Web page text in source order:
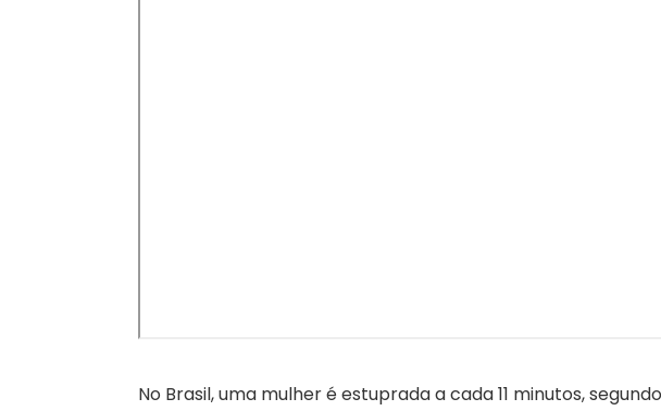
No Brasil, uma mulher é estuprada a cada 11 minutos,